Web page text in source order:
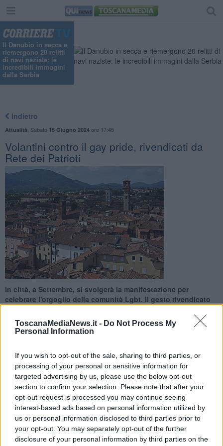
ToscanaMediaNews.it - Do Not Process My
Personal Information
If you wish to opt-out of the sale, sharing to third parties, or
processing of your personal or sensitive information for
targeted advertising by us, please use the below opt-out
section to confirm your selection. Please note that after your
opt-out request is processed you may continue seeing
interest-based ads based on personal information utilized by
us or personal information disclosed to third parties prior to
your opt-out. You may separately opt-out of the further
disclosure of your personal information by third parties on the
Il Danubio in secca e
riemergono 20 relitti
di navi naziste: le
incredibili immagini
dalla Serbia
Indietro
Attualità Sabato 15 Giugno 2024ore 17:45
Volantini contro il gay pride, rivendicati da
Rete dei Patrioti
In città, a Settembre, si svolgerà la manifestazione per
celebrare l'orgoglio della comunità Lgbt. Il gesto rivendicato
LUCCA —"Stop gay pride, Lucca non vi vuole". Questo il testo di
alcuni volantini che sono apparsi nel centro di Lucca, in vista della
manifestazione che si terrà proprio tra le mura il prossimo 7
Settembre.
Il volantino riporta l'immagine di una pantera, simbolo araldico della
città, che allunga gli artigli su un gruppo di persone raffiguranti la
comunità Lgbt. Un gesto rivendicato dal movimentoRete dei